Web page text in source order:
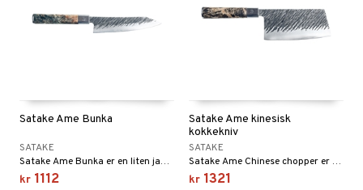
Satake Ame Bunka
SATAKE
Satake Ame Bunka er en liten japansk kokkekniv/allroundkniv med en tydelig skråstilt nese som gir deg en god og skarp spiss til detaljarbeid samtidig som du har en kniv med relativt høy profil som både kan skjære og hakke.
kr 1112
Satake Ame kinesisk
kokkekniv
SATAKE
Satake Ame Chinese chopper er en kokkekniv/hakker med en enda høyere profil og er svært anvendelig til det meste på kjøkkenet.
kr 1321